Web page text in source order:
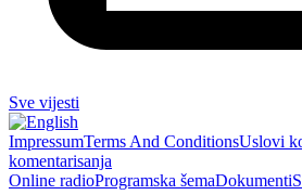
Sve vijesti
ImpressumTerms And ConditionsUslovi
komentarisanja
Online radioProgramska šemaDokumenti